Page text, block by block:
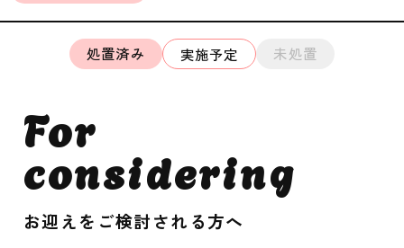
処置済み 実施予定 未処置
For
considering
お迎えをご検討される方へ